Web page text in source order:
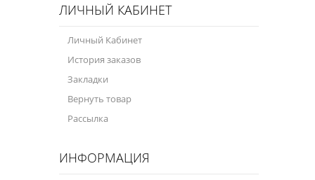
ЛИЧНЫЙ КАБИНЕТ
Личный Кабинет
История заказов
Закладки
Вернуть товар
Рассылка
ИНФОРМАЦИЯ